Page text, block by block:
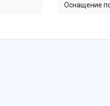
Оснащение